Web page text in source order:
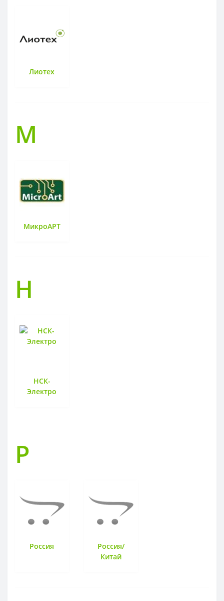
Лиотех
М
МикроАРТ
Н
НСК-
Электро
Р
Россия
Россия/
Китай